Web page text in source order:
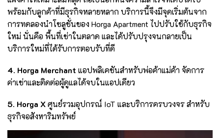
พร้อมกับลูกค้าที่มีธุรกิจหลายหลาก บริการนี้จึงมีจุดเริ่มต้นจาก
การทดลองนำโซลูชั่นของ Horga Apartment ไปปรับใช้กับธุรกิจ
ใหม่ นั่นคือ พื้นที่เช่าในตลาด และได้ปรับปรุงจนกลายเป็น
บริการใหม่ที่ได้รับการตอบรับที่ดี
4. Horga Merchant แอปพลิเคชันสำหรับพ่อค้าแม่ค้า จัดการ
ค่าเช่าและติดต่อผู้ดูแลได้จบในแอปเดียว
5. Horga Xศูนย์รวมอุปกรณ์ IoT และบริการครบวงจร สำหรับ
ธุรกิจอสังหาริมทรัพย์